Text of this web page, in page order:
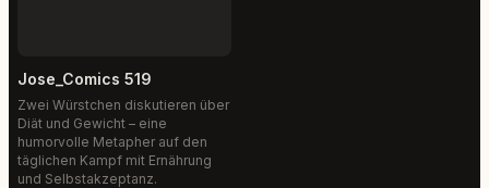
Jose_Comics 519
Zwei Würstchen diskutieren über
Diät und Gewicht – eine
humorvolle Metapher auf den
täglichen Kampf mit Ernährung
und Selbstakzeptanz.